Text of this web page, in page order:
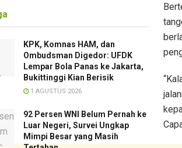
KPK, Komnas HAM, dan
Ombudsman Digedor: UFDK
Lempar Bola Panas ke Jakarta,
Bukittinggi Kian Berisik
1 AGUSTUS 2026
92 Persen WNI Belum Pernah ke
Luar Negeri, Survei Ungkap
Mimpi Besar yang Masih